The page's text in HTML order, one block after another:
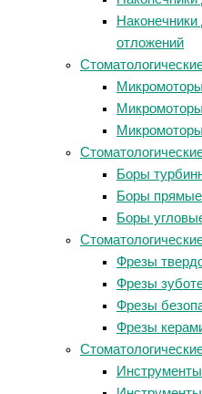
отложений
Боры
Боры прямые
Боры
Фрезы
Фрезы
Фрезы
Фрезы